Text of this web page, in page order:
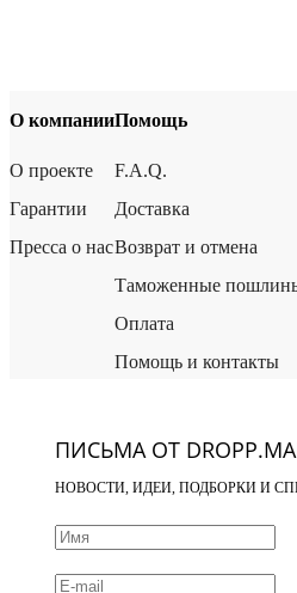
О компании
О проекте
Гарантии
Пресса о нас
Помощь
F.A.Q.
Доставка
Возврат и отмена
Таможенные
Оплата
Помощь и контакты
ПИСЬМА ОТ
НОВОСТИ, ИДЕИ, ПОДБОРКИ И